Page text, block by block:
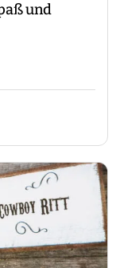
und